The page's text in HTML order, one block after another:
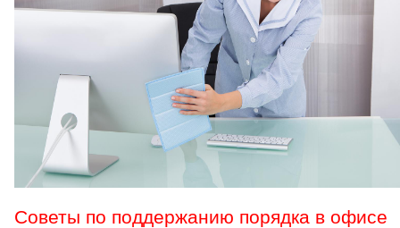
Советы по поддержанию порядка в офисе